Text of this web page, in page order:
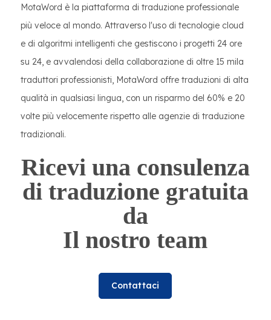
MotaWord è la piattaforma di traduzione professionale
più veloce al mondo. Attraverso l'uso di tecnologie cloud
e di algoritmi intelligenti che gestiscono i progetti 24 ore
su 24, e avvalendosi della collaborazione di oltre 15 mila
traduttori professionisti, MotaWord offre traduzioni di alta
qualità in qualsiasi lingua, con un risparmo del 60% e 20
volte più velocemente rispetto alle agenzie di traduzione
tradizionali.
Ricevi una consulenza
di traduzione gratuita
da
Il nostro team
Contattaci